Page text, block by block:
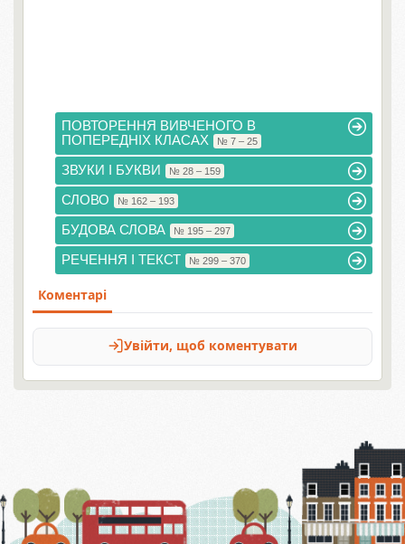
ПОВТОРЕННЯ ВИВЧЕНОГО В
ПОПЕРЕДНІХ КЛАСАХ
№ 7 – 25
ЗВУКИ І БУКВИ № 28 – 159
СЛОВО № 162 – 193
БУДОВА СЛОВА № 195 – 297
РЕЧЕННЯ І ТЕКСТ № 299 – 370